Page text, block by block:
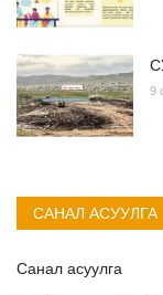
9
САНАЛ АСУУЛГА
Санал асуулга